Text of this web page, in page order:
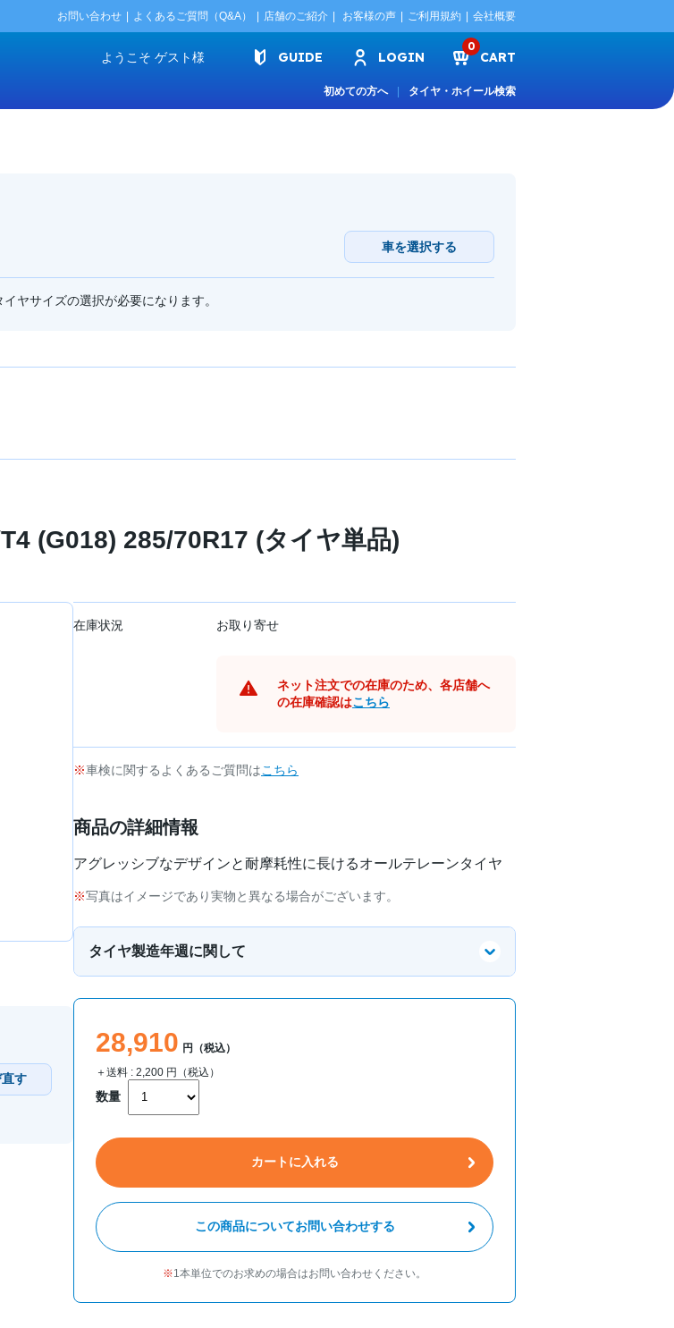
お問い合わせ よくあるご質問（Q&A） 店舗のご紹介 お客様の声 ご利用規約 会社概要
ようこそ ゲスト様 GUIDE LOGIN
0
CART
初めての方へ タイヤ・ホイール検索
車を選択する
ヤサイズの選択が必要になります。
(G018) 285/70R17 (タイヤ単品)
す
在庫状況 お取り寄せ
ネット注文での在庫のため、各店舗へ
の在庫確認はこちら
車検に関するよくあるご質問はこちら
商品の詳細情報
アグレッシブなデザインと耐摩耗性に長けるオールテレーンタイヤ
写真はイメージであり実物と異なる場合がございます。
タイヤ製造年週に関して
28,910 円（税込）
＋送料 : 2,200 円（税込）
数量
カートに入れる
この商品についてお問い合わせする
1本単位でのお求めの場合はお問い合わせください。